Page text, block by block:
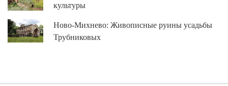
культуры
Ново-Михнево: Живописные руины усадьбы
Трубниковых